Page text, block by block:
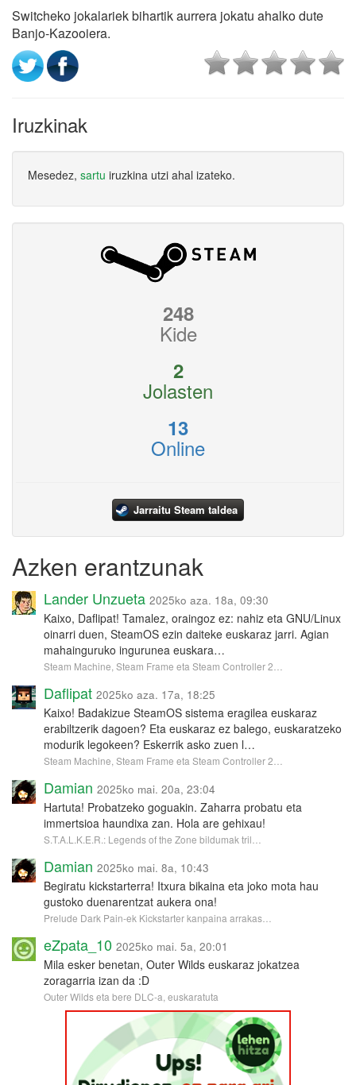
Switcheko jokalariek bihartik aurrera jokatu ahalko dute
Banjo-Kazooiera.
Iruzkinak
Mesedez, sartu iruzkina utzi ahal izateko.
248
Kide
2
Jolasten
13
Online
Jarraitu Steam taldea
Azken erantzunak
Lander Unzueta 2025ko aza. 18a, 09:30
Kaixo, Daflipat! Tamalez, oraingoz ez: nahiz eta GNU/Linux
oinarri duen, SteamOS ezin daiteke euskaraz jarri. Agian
mahainguruko ingurunea euskara…
Steam Machine, Steam Frame eta Steam Controller 2…
Daflipat 2025ko aza. 17a, 18:25
Kaixo! Badakizue SteamOS sistema eragilea euskaraz
erabiltzerik dagoen? Eta euskaraz ez balego, euskaratzeko
modurik legokeen? Eskerrik asko zuen l…
Steam Machine, Steam Frame eta Steam Controller 2…
Damian 2025ko mai. 20a, 23:04
Hartuta! Probatzeko goguakin. Zaharra probatu eta
immertsioa haundixa zan. Hola are gehixau!
S.T.A.L.K.E.R.: Legends of the Zone bildumak tril…
Damian 2025ko mai. 8a, 10:43
Begiratu kickstarterra! Itxura bikaina eta joko mota hau
gustoko duenarentzat aukera ona!
Prelude Dark Pain-ek Kickstarter kanpaina arrakas…
eZpata_10 2025ko mai. 5a, 20:01
Mila esker benetan, Outer Wilds euskaraz jokatzea
zoragarria izan da :D
Outer Wilds eta bere DLC-a, euskaratuta